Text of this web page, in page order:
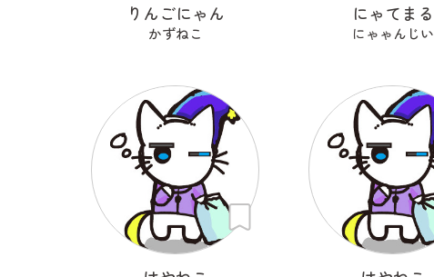
りんごにゃん
かずねこ
にゃてまる
にゃゃんじい